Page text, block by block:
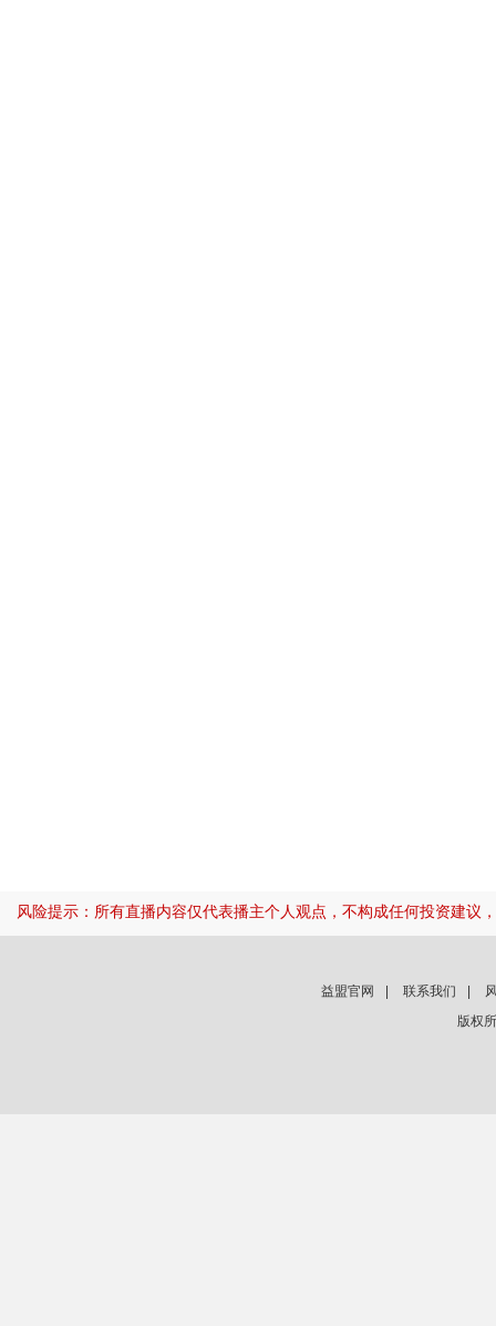
风险提示：所有直播内容仅代表播主个人观点，不构成任何投资建议
益盟官网 联系我们
版权